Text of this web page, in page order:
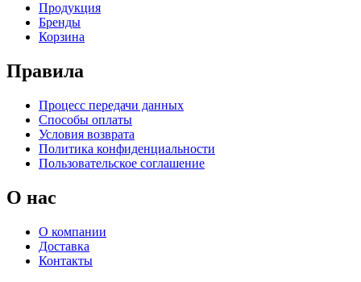
Продукция
Бренды
Корзина
Правила
Процесс передачи данных
Способы оплаты
Условия возврата
Политика конфиденциальности
Пользовательское соглашение
О нас
О компании
Доставка
Контакты